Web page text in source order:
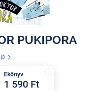
PUKIPORA
Ekönyv
1 590 Ft